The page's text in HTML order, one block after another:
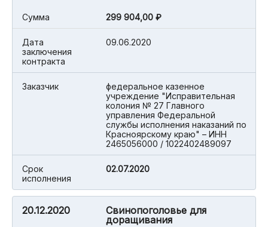
Cумма 299 904,00 ₽
Дата
заключения
контракта
09.06.2020
Заказчик
федеральное казенное
учреждение "Исправительная
колония № 27 Главного
управления Федеральной
службы исполнения наказаний по
Красноярскому краю" – ИНН
2465056000 / 1022402489097
Срок
исполнения
02.07.2020
20.12.2020
Свинопоголовье для
доращивания